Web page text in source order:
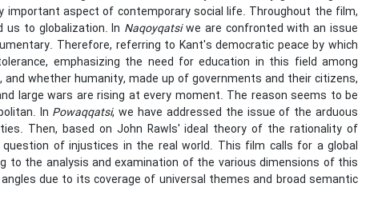
aspect of contemporary social life. Throughout the film,
us to globalization. In Naqoyqatsiwe are confronted with an issue
Therefore, referring to Kant's democratic peace by which
emphasizing the need for education in this field among
whether humanity, made up of governments and their citizens,
large wars are rising at every moment. The reason seems to be
In Powaqqatsi, we have addressed the issue of the arduous
Then, based on John Rawls' ideal theory of the rationality of
of injustices in the real world. This film calls for a global
to the analysis and examination of the various dimensions of this
due to its coverage of universal themes and broad semantic